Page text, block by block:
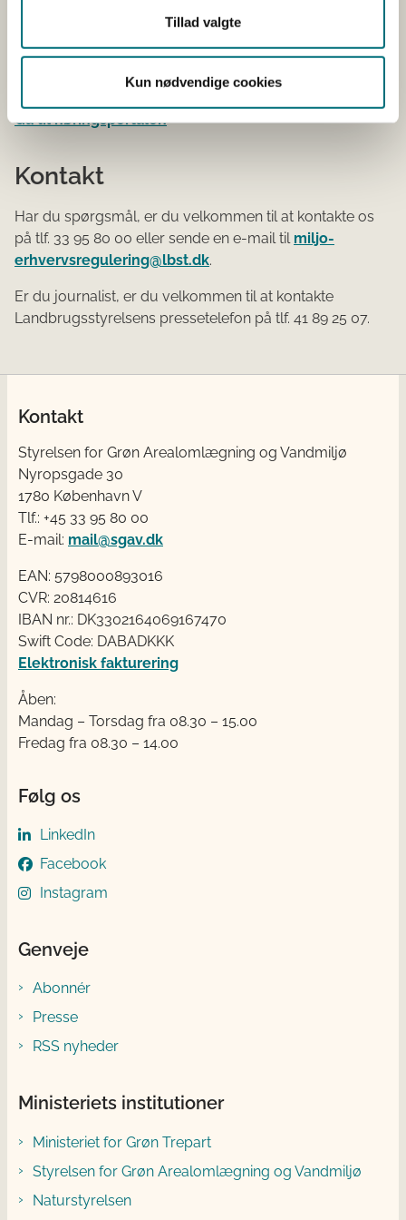
Tillad valgte
Kun nødvendige cookies
Gå til retsinformation.dk
Du kan læse om baggrunden for ændringen af
bekendtgørelsen på høringsportalen.
Gå til høringsportalen
Kontakt
Har du spørgsmål, er du velkommen til at kontakte os
på tlf. 33 95 80 00 eller sende en e-mail til miljo-
erhvervsregulering@lbst.dk.
Er du journalist, er du velkommen til at kontakte
Landbrugsstyrelsens pressetelefon på tlf. 41 89 25 07.
Kontakt
Styrelsen for Grøn Arealomlægning og Vandmiljø
Nyropsgade 30
1780 København V
Tlf.: +45 33 95 80 00
E-mail: mail@sgav.dk
EAN: 5798000893016
CVR: 20814616
IBAN nr.: DK3302164069167470
Swift Code: DABADKKK
Elektronisk fakturering
Åben:
Mandag – Torsdag fra 08.30 – 15.00
Fredag fra 08.30 – 14.00
Følg os
LinkedIn
Facebook
Instagram
Genveje
Abonnér
Presse
RSS nyheder
Ministeriets institutioner
Ministeriet for Grøn Trepart
Styrelsen for Grøn Arealomlægning og Vandmiljø
Naturstyrelsen